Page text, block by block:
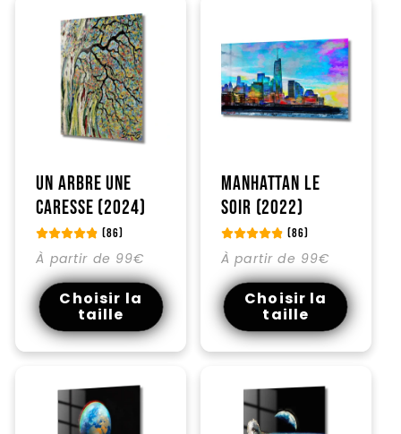
Un arbre une
caresse (2024)
(86)
Prix
habituel
À partir de 99€
Choisir la
taille
Manhattan le
soir (2022)
(86)
Prix
habituel
À partir de 99€
Choisir la
taille